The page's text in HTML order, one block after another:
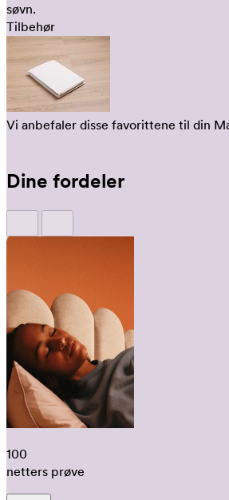
søvn.
Tilbehør
Vi anbefaler disse favorittene til din
Dine fordeler
100
netters prøve